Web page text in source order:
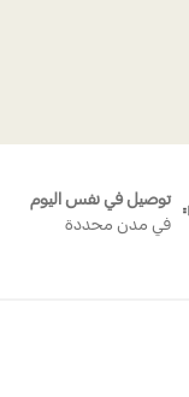
توصيل في نفس اليوم
في مدن محددة